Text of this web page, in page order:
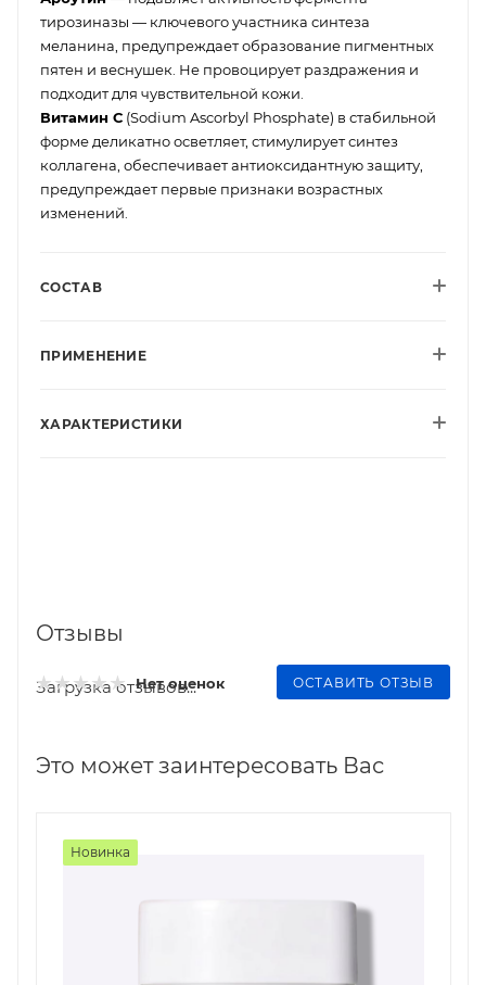
тирозиназы — ключевого участника синтеза
меланина, предупреждает образование пигментных
пятен и веснушек. Не провоцирует раздражения и
подходит для чувствительной кожи.
Витамин С (Sodium Ascorbyl Phosphate) в стабильной
форме деликатно осветляет, стимулирует синтез
коллагена, обеспечивает антиоксидантную защиту,
предупреждает первые признаки возрастных
изменений.
СОСТАВ
ПРИМЕНЕНИЕ
ХАРАКТЕРИСТИКИ
Отзывы
Нет оценок ОСТАВИТЬ ОТЗЫВ
Загрузка отзывов...
Это может заинтересовать Вас
Новинка